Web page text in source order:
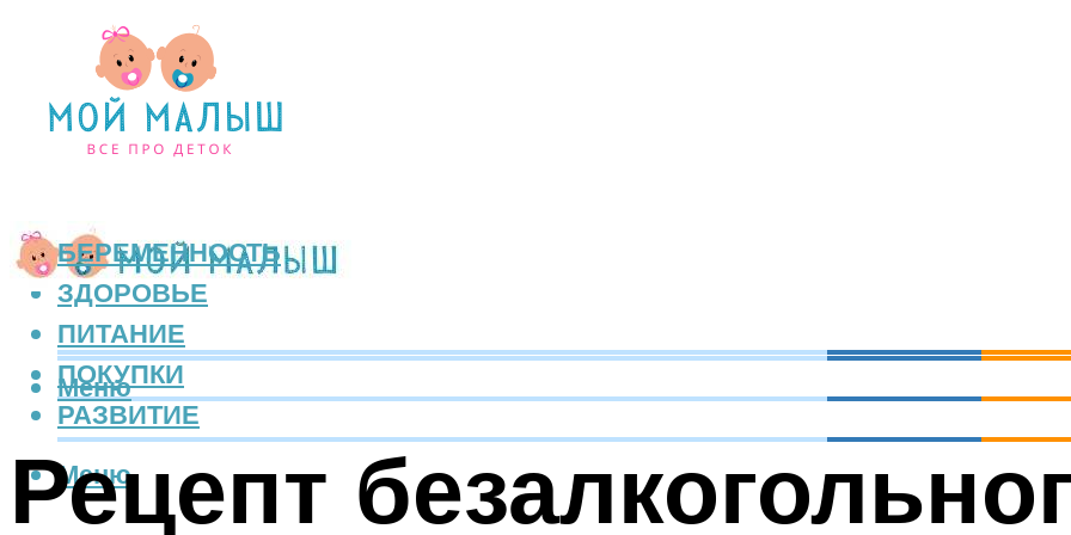
БЕРЕМЕННОСТЬ
ЗДОРОВЬЕ
ПИТАНИЕ
ПОКУПКИ
РАЗВИТИЕ
Меню
Меню
Рецепт